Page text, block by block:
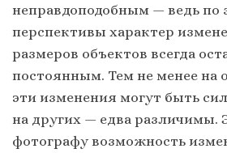
неправдоподобным — ведь по
перспективы характер
размеров объектов всегда
постоянным. Тем не менее на
эти изменения могут быть
на других — едва различимы.
фотографу возможность